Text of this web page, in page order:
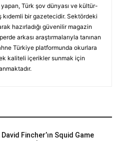
Türk şov dünyası ve kültür-
kıdemli bir gazetecidir. Sektördeki
hazırladığı güvenilir magazin
arkası araştırmalarıyla tanınan
Türkiye platformunda okurlara
kaliteli içerikler sunmak için
Fincher’ın Squid Game